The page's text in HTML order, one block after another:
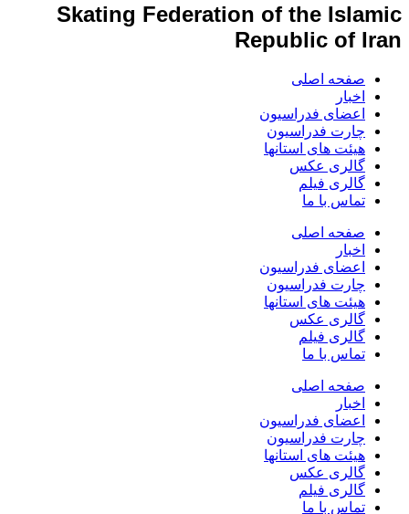
Skating Federation of the Islamic
Republic of Iran
صفحه اصلی
اخبار
اعضای فدراسیون
چارت فدراسیون
هیئت های استانها
گالری عکس
گالری فیلم
تماس با ما
صفحه اصلی
اخبار
اعضای فدراسیون
چارت فدراسیون
هیئت های استانها
گالری عکس
گالری فیلم
تماس با ما
صفحه اصلی
اخبار
اعضای فدراسیون
چارت فدراسیون
هیئت های استانها
گالری عکس
گالری فیلم
تماس با ما